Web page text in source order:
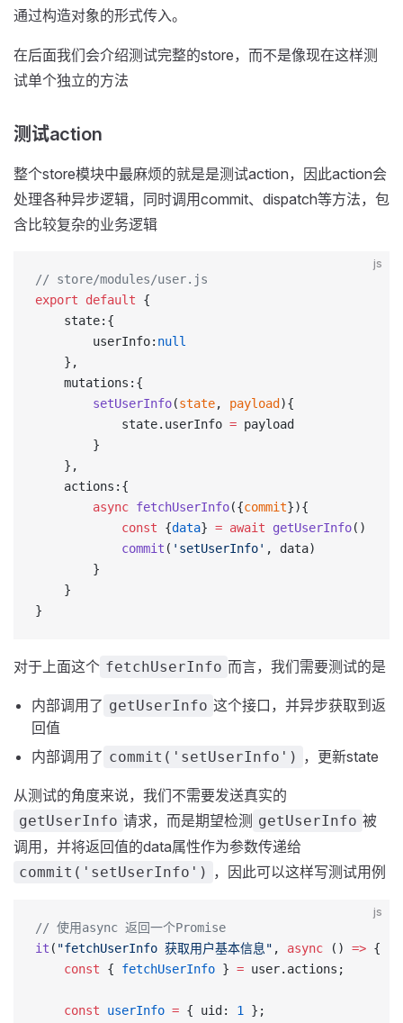
通过构造对象的形式传入。
在后面我们会介绍测试完整的store，而不是像现在这样测
试单个独立的方法
测试action
整个store模块中最麻烦的就是是测试action，因此action会
处理各种异步逻辑，同时调用commit、dispatch等方法，包
含比较复杂的业务逻辑
js
// store/modules/user.js
export default {
    state:{
        userInfo:
null
    },
    mutations:{
        setUserInfo
(state, payload ){
            state.userInfo
= payload
        }
    },
    actions:{
        async
fetchUserInfo({commit}){
            const
{data} = await getUserInfo()
            commit
( 'setUserInfo' , data)
        }
    }
}
对于上面这个 fetchUserInfo 而言，我们需要测试的是
内部调用了 getUserInfo 这个接口，并异步获取到返
回值
内部调用了 commit('setUserInfo') ，更新state
从测试的角度来说，我们不需要发送真实的
getUserInfo 请求，而是期望检测 getUserInfo 被
调用，并将返回值的data属性作为参数传递给
commit('setUserInfo') ，因此可以这样写测试用例
js
// 使用async 返回一个Promise
it ( "fetchUserInfo 获取用户基本信息" , async () => {
    const
{ fetchUserInfo } = user.actions;
    const
userInfo = { uid: 1
};